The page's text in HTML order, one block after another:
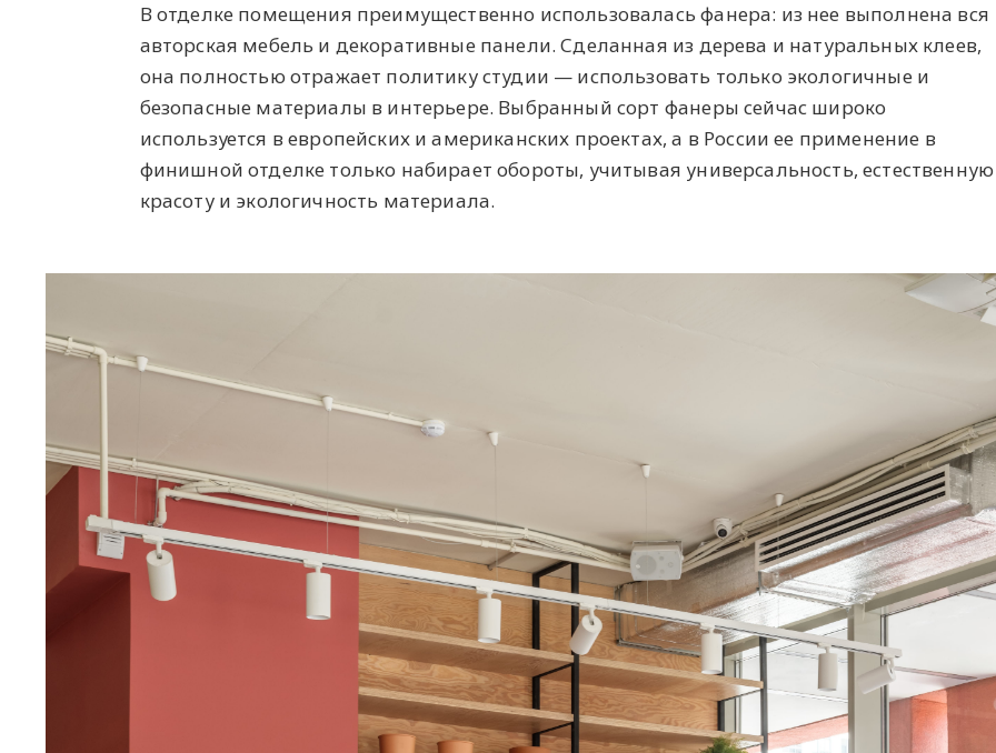
В отделке помещения преимущественно использовалась фанера: из нее выполнена вся
авторская мебель и декоративные панели. Сделанная из дерева и натуральных клеев,
она полностью отражает политику студии — использовать только экологичные и
безопасные материалы в интерьере. Выбранный сорт фанеры сейчас широко
используется в европейских и американских проектах, а в России ее применение в
финишной отделке только набирает обороты, учитывая универсальность, естественную
красоту и экологичность материала.